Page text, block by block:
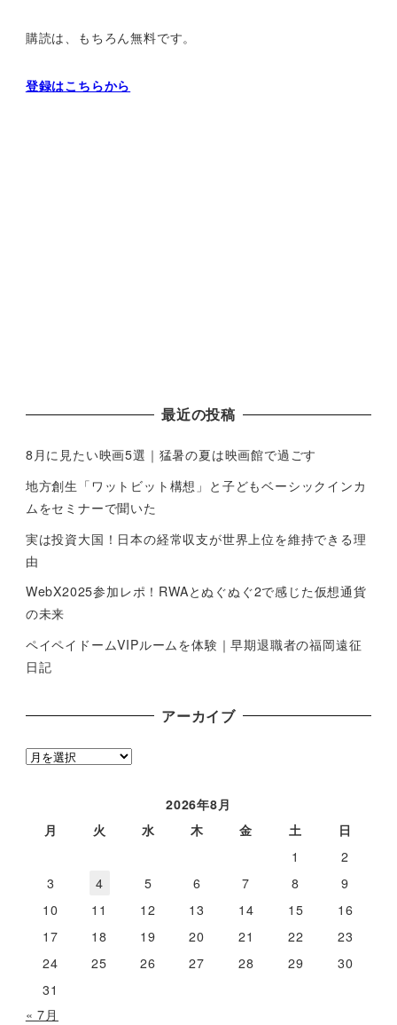
購読は、もちろん無料です。
登録はこちらから
最近の投稿
8月に見たい映画5選｜猛暑の夏は映画館で過ごす
地方創生「ワットビット構想」と子どもベーシックインカ
ムをセミナーで聞いた
実は投資大国！日本の経常収支が世界上位を維持できる理
由
WebX2025参加レポ！RWAとぬぐぬぐ2で感じた仮想通貨
の未来
ペイペイドームVIPルームを体験｜早期退職者の福岡遠征
日記
アーカイブ
ア
2026年8月
月
火 水 木 金 土
日
1
2
3
4 5 6 7 8
9
10
11 12 13 14 15
16
17
18 19 20 21 22
23
24
25 26 27 28 29
30
31
« 7月